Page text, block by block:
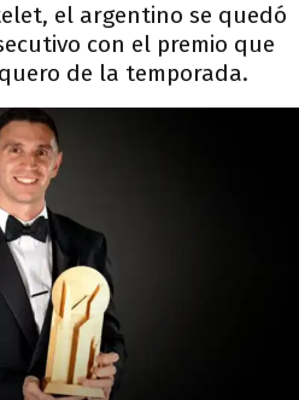
el argentino se quedó
con el premio que
de la temporada.